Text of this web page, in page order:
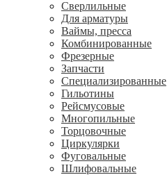
Сверлильные
Для арматуры
Ваймы, пресса
Комбинированные
Фрезерные
Запчасти
Специализированные
Гильотины
Рейсмусовые
Многопильные
Торцовочные
Циркулярки
Фуговальные
Шлифовальные